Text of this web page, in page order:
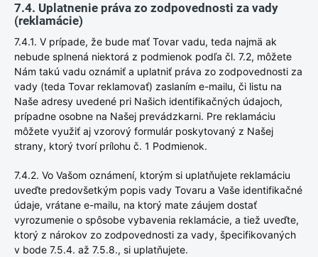
7.4. Uplatnenie práva zo zodpovednosti za vady
(reklamácie)
7.4.1. V prípade, že bude mať Tovar vadu, teda najmä ak
nebude splnená niektorá z podmienok podľa čl. 7.2, môžete
Nám takú vadu oznámiť a uplatniť práva zo zodpovednosti za
vady (teda Tovar reklamovať) zaslaním e-mailu, či listu na
Naše adresy uvedené pri Našich identifikačných údajoch,
prípadne osobne na Našej prevádzkarni. Pre reklamáciu
môžete využiť aj vzorový formulár poskytovaný z Našej
strany, ktorý tvorí prílohu č. 1 Podmienok.
7.4.2. Vo Vašom oznámení, ktorým si uplatňujete reklamáciu
uveďte predovšetkým popis vady Tovaru a Vaše identifikačné
údaje, vrátane e-mailu, na ktorý mate záujem dostať
vyrozumenie o spôsobe vybavenia reklamácie, a tiež uveďte,
ktorý z nárokov zo zodpovednosti za vady, špecifikovaných
v bode 7.5.4. až 7.5.8., si uplatňujete.